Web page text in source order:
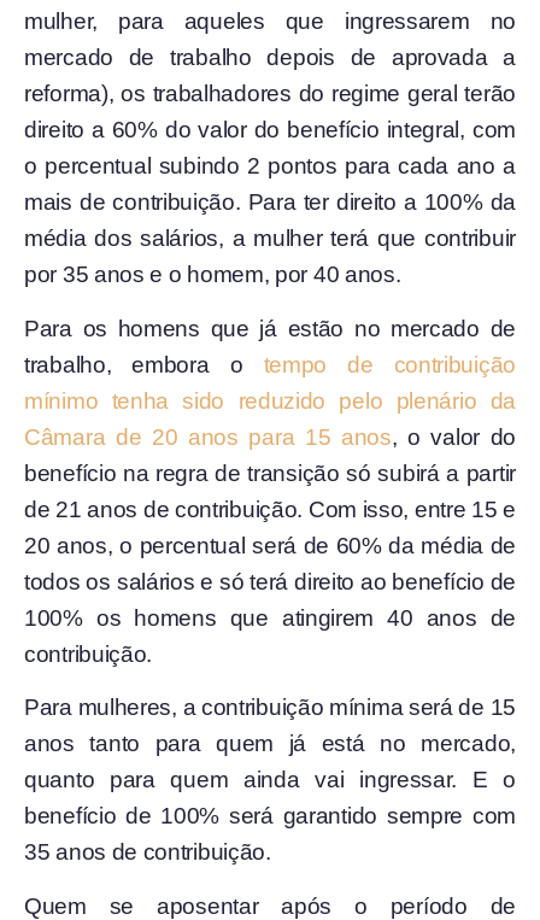
mulher, para aqueles que ingressarem no
mercado de trabalho depois de aprovada a
reforma), os trabalhadores do regime geral terão
direito a 60% do valor do benefício integral, com
o percentual subindo 2 pontos para cada ano a
mais de contribuição. Para ter direito a 100% da
média dos salários, a mulher terá que contribuir
por 35 anos e o homem, por 40 anos.
Para os homens que já estão no mercado de
trabalho, embora o tempo de contribuição
mínimo tenha sido reduzido pelo plenário da
Câmara de 20 anos para 15 anos, o valor do
benefício na regra de transição só subirá a partir
de 21 anos de contribuição. Com isso, entre 15 e
20 anos, o percentual será de 60% da média de
todos os salários e só terá direito ao benefício de
100% os homens que atingirem 40 anos de
contribuição.
Para mulheres, a contribuição mínima será de 15
anos tanto para quem já está no mercado,
quanto para quem ainda vai ingressar. E o
benefício de 100% será garantido sempre com
35 anos de contribuição.
Quem se aposentar após o período de